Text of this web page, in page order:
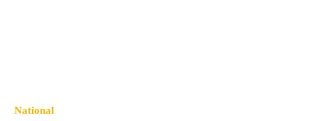
National